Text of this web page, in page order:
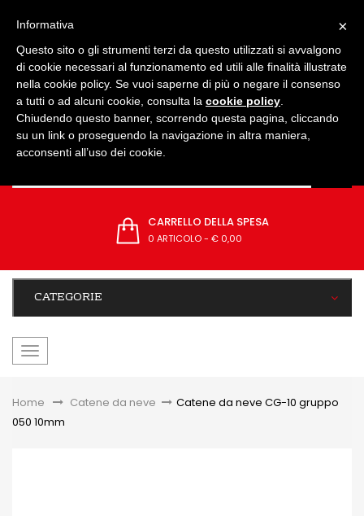
CARRELLO DELLA SPESA
0 ARTICOLO- € 0,00
CATEGORIE
navigazione
Home &gt;Catene da neve > Catene da neve CG-10 gruppo
050 10mm
×
Informativa
Questo sito o gli strumenti terzi da questo utilizzati si avvalgono
di cookie necessari al funzionamento ed utili alle finalità illustrate
nella cookie policy. Se vuoi saperne di più o negare il consenso
a tutti o ad alcuni cookie, consulta la cookie policy
Chiudendo questo banner, scorrendo questa pagina, cliccando
su un link o proseguendo la navigazione in altra maniera,
acconsenti all’uso dei cookie.